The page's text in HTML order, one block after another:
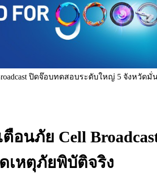
ปิดจ๊อบทดสอบระดับใหญ่ 5 จังหวัด
อนภัย Cell
เหตุภัยพิบัติจริง